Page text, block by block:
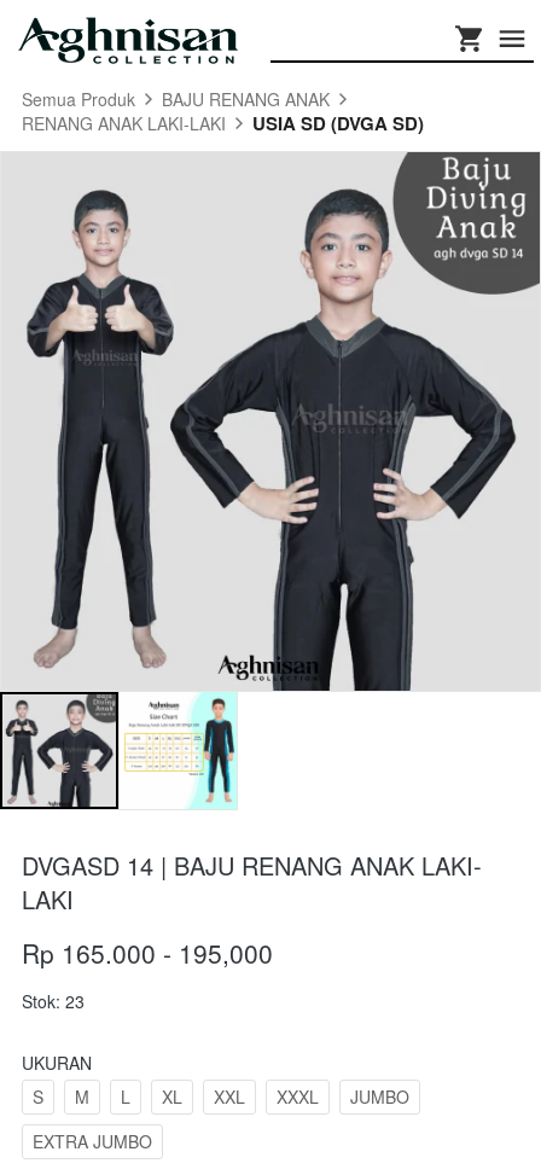
Semua Produk
BAJU RENANG ANAK
RENANG ANAK LAKI-LAKI
USIA SD (DVGA SD)
DVGASD 14 | BAJU RENANG ANAK LAKI-
LAKI
Rp 165.000 - 195,000
Stok: 23
UKURAN
S
M L XL XXL XXXL
JUMBO
EXTRA JUMBO